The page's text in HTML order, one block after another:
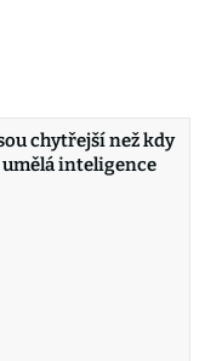
chytřejší než kdy
inteligence